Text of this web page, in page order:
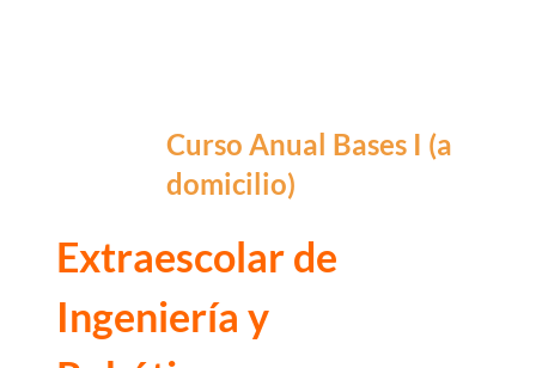
Curso Anual Bases I (a
domicilio)
Extraescolar de
Ingeniería y